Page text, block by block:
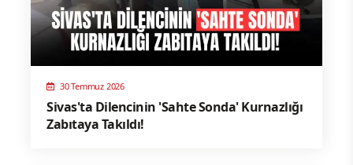
30 Temmuz 2026
Sivas'ta Dilencinin 'Sahte Sonda' Kurnazlığı
Zabıtaya Takıldı!